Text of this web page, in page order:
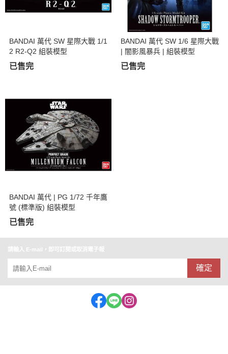
BANDAI 萬代 SW 星際大戰 1/1
2 R2-Q2 組裝模型
已售完
BANDAI 萬代 SW 1/6 星際大戰
| 闇影風暴兵 | 組裝模型
已售完
BANDAI 萬代 | PG 1/72 千年鷹
號 (標準版) 組裝模型
已售完
請輸入 E-mail，即可訂閱或取消電子報
確定